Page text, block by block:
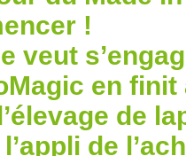
!
veut
en
de
l’appli de